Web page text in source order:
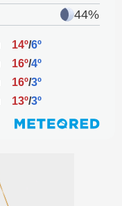
44%
14º/6º
16º/4º
16º/3º
13º/3º